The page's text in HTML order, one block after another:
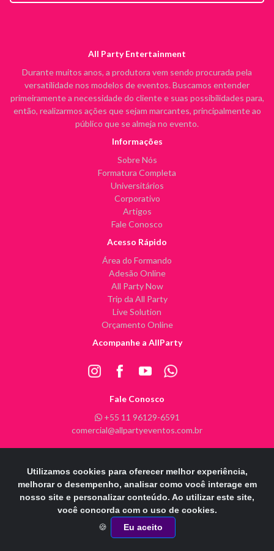
Utilizamos cookies para oferecer melhor experiência,
melhorar o desempenho, analisar como você interage em
nosso site e personalizar conteúdo. Ao utilizar este site,
você concorda com o uso de cookies.
🍪
Eu aceito
All Party Entertainment
Durante muitos anos, a produtora vem sendo procurada pela
versatilidade nos modelos de eventos. Buscamos entender
primeiramente a necessidade do cliente e suas possibilidades para,
então, realizarmos ações que sejam marcantes, principalmente ao
público que se almeja no evento.
Informações
Sobre Nós
Formatura Completa
Universitários
Corporativo
Artigos
Fale Conosco
Acesso Rápido
Área do Formando
Adesão Online
All Party Now
Trip da All Party
Live Solution
Orçamento Online
Acompanhe a AllParty
Fale Conosco
+55 11 96129-6591
comercial@allpartyeventos.com.br
All Party Eventos @ 2026 - Todos os direitos reservados
POWEREDBYINFINITY ARTS
Otimizado por: